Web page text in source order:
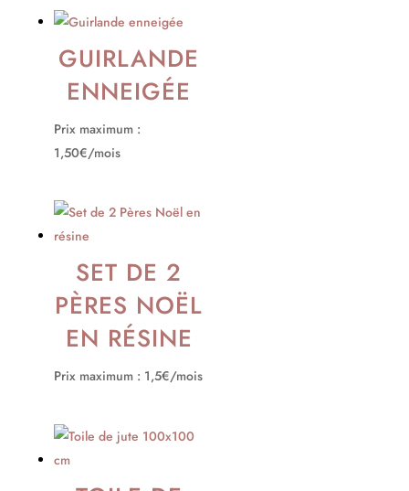
GUIRLANDE
ENNEIGÉE
Prix maximum :
1,50€/mois
SET DE 2
PÈRES NOËL
EN RÉSINE
Prix maximum : 1,5€/mois